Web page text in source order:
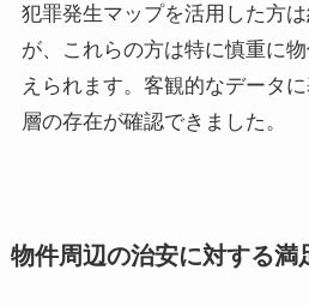
犯罪発生マップを活用した方
が、これらの方は特に慎重に
えられます。客観的なデータ
層の存在が確認できました。
物件周辺の治安に対する満